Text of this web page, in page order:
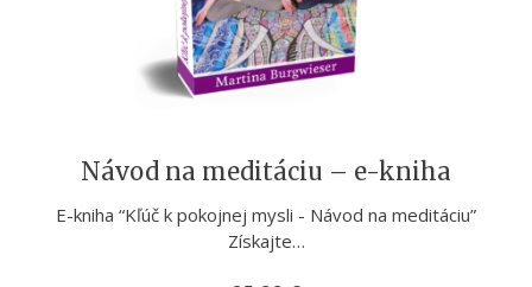
Návod na meditáciu – e-kniha
E-kniha “Kľúč k pokojnej mysli - Návod na meditáciu”
Získajte…